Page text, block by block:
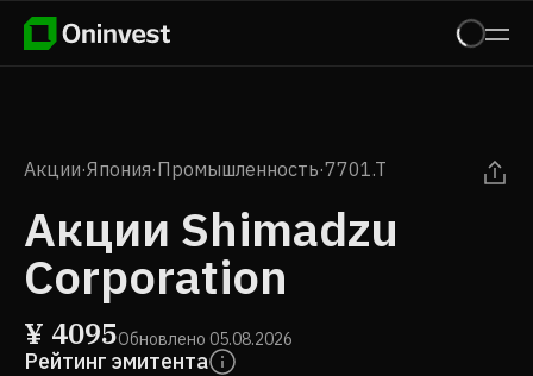
Акции·Япония·Промышленность·7701.T
Акции Shimadzu
Corporation
¥ 4095Обновлено 05.08.2026
Рейтинг эмитента